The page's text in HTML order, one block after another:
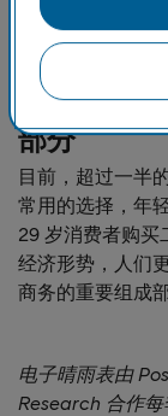
第一。中国的两
在很大程度上要
循环模式
部分
目前，超过一半
常用的选择，年
29 岁消费者购买
经济形势，人们
商务的重要组成部
电子晴雨表由
Research 合作